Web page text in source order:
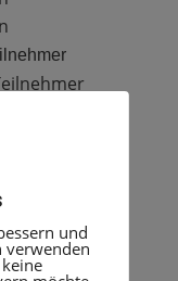
7
und
verwenden